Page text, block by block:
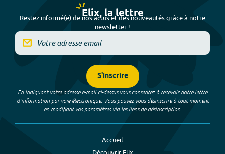
Elix, la lettre
Restez informé(e) de nos actus et des nouveautés grâce à notre
newsletter !
S'inscrire
En indiquant votre adresse e-mail ci-dessus vous consentez à recevoir notre lettre
d’information par voie électronique. Vous pouvez vous désinscrire à tout moment
en modifiant vos paramètres via les liens de désinscription.
Accueil